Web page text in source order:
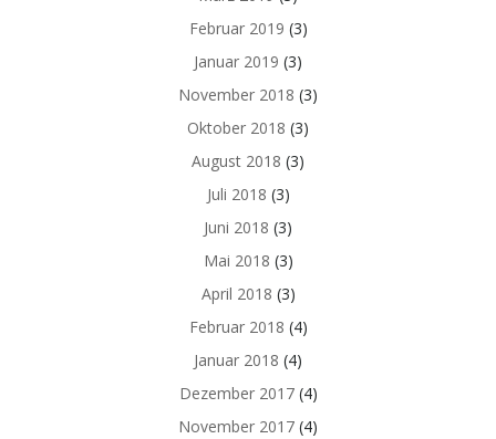
Februar 2019 (3)
Januar 2019 (3)
November 2018 (3)
Oktober 2018 (3)
August 2018 (3)
Juli 2018 (3)
Juni 2018 (3)
Mai 2018 (3)
April 2018 (3)
Februar 2018 (4)
Januar 2018 (4)
Dezember 2017(4)
November 2017 (4)